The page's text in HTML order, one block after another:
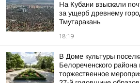
На Кубани взыскали
за ущерб древнему
Тмутаракань
18:19
В Доме культуры
Белореченского
торжественное